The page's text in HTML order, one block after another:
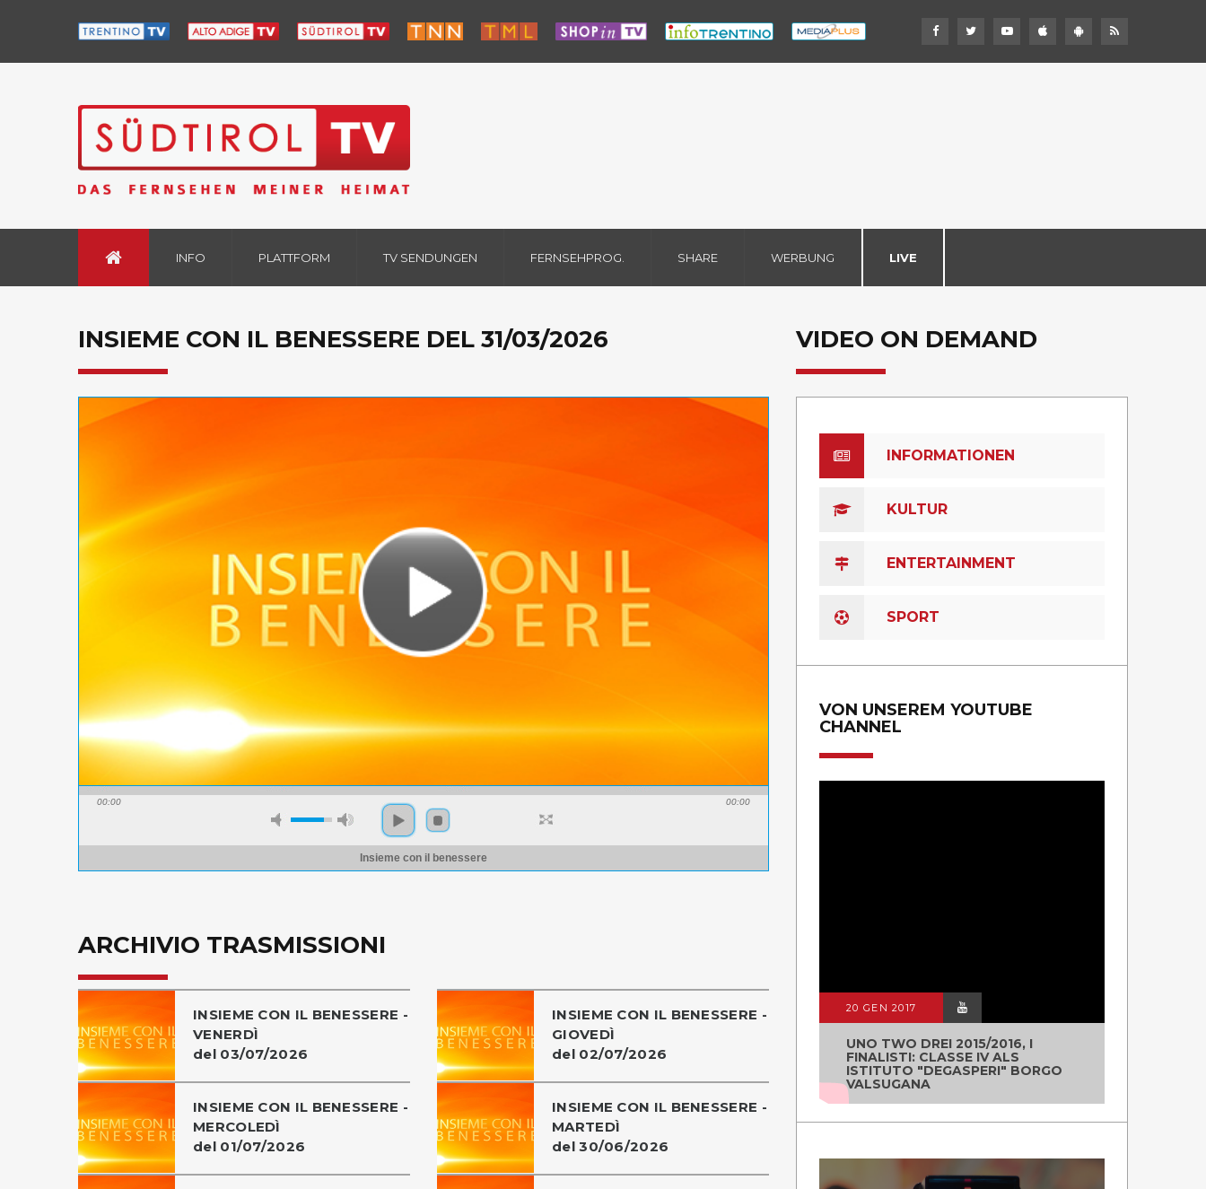
INFO PLATTFORM TV SENDUNGEN FERNSEHPROG. SHARE WERBUNG LIVE
INSIEME CON IL BENESSERE DEL 31/03/2026
00:00 00:00
Insieme con il benessere
ARCHIVIO TRASMISSIONI
INSIEME CON IL BENESSERE -
VENERDÌ
del 03/07/2026
INSIEME CON IL BENESSERE -
GIOVEDÌ
del 02/07/2026
INSIEME CON IL BENESSERE -
MERCOLEDÌ
del 01/07/2026
INSIEME CON IL BENESSERE -
MARTEDÌ
del 30/06/2026
VIDEO ON DEMAND
INFORMATIONEN
KULTUR
ENTERTAINMENT
SPORT
VON UNSEREM YOUTUBE
CHANNEL
20 GEN 2017
UNO TWO DREI 2015/2016, I
FINALISTI: CLASSE IV ALS
ISTITUTO "DEGASPERI" BORGO
VALSUGANA